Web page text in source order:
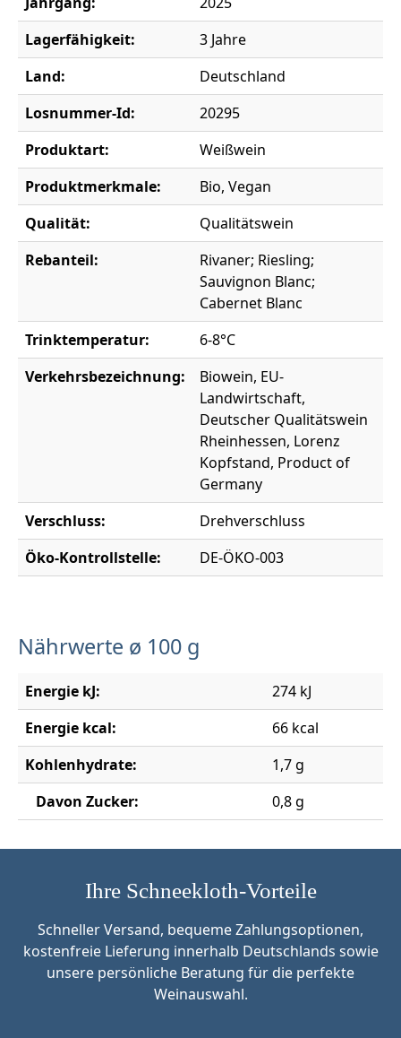
Lagerfähigkeit:
3 Jahre
Land:
Deutschland
Losnummer-Id:
20295
Produktart:
Weißwein
Produktmerkmale:
Bio, Vegan
Qualität:
Qualitätswein
Rebanteil:
Rivaner; Riesling;
Sauvignon Blanc;
Cabernet Blanc
Trinktemperatur:
6-8°C
Verkehrsbezeichnung:
Biowein, EU-
Landwirtschaft,
Deutscher Qualitätswein
Rheinhessen, Lorenz
Kopfstand, Product of
Germany
Verschluss:
Drehverschluss
Öko-Kontrollstelle:
DE-ÖKO-003
Nährwerte ø 100 g
Energie kJ:
274 kJ
Energie kcal:
66 kcal
Kohlenhydrate:
1,7 g
Davon Zucker:
0,8 g
Ihre Schneekloth-Vorteile
Schneller Versand, bequeme Zahlungsoptionen,
kostenfreie Lieferung innerhalb Deutschlands sowie
unsere persönliche Beratung für die perfekte
Weinauswahl.